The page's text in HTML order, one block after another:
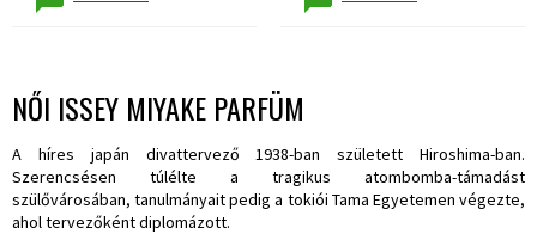
NŐI ISSEY MIYAKE PARFÜM
A híres japán divattervező 1938-ban született Hiroshima-ban.
Szerencsésen túlélte a tragikus atombomba-támadást
szülővárosában, tanulmányait pedig a tokiói Tama Egyetemen végezte,
ahol tervezőként diplomázott.